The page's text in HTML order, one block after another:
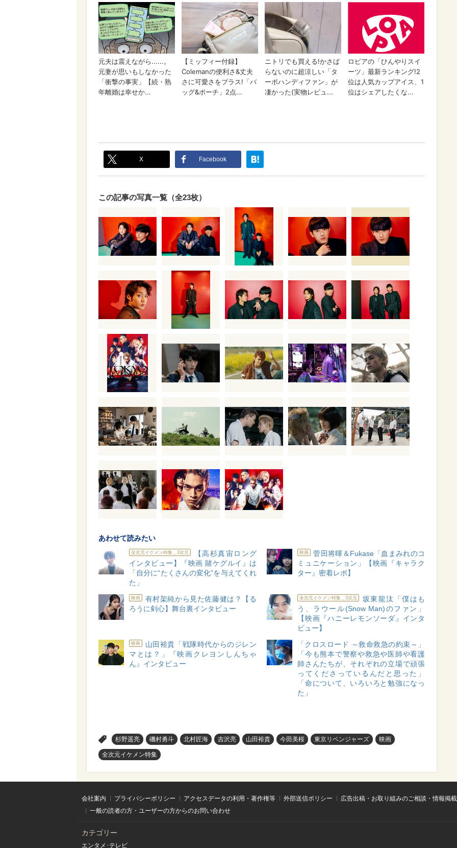
X Facebook
この記事の写真一覧（全23枚）
あわせて読みたい
全次元イケメン特集＿3次元
【高杉真宙ロング
インタビュー】『映画 賭ケグルイ』は
「自分に“たくさんの変化”を与えてくれ
た」
映画
菅田将暉＆Fukase「血まみれのコ
ミュニケーション」【映画『キャラク
ター』密着レポ】
映画
有村架純から見た佐藤健は？【る
ろうに剣心】舞台裏インタビュー
全次元イケメン特集＿3次元
坂東龍汰「僕はも
う、ラウール(Snow Man)のファン」
【映画『ハニーレモンソーダ』インタ
ビュー】
映画
山田裕貴「戦隊時代からのジレン
マとは？」『映画クレヨンしんちゃ
ん』インタビュー
「クロスロード ～救命救急の約束～」
「今も熊本で警察や救急や医師や看護
師さんたちが、それぞれの立場で頑張
ってくださっているんだと思った」
「命について、いろいろと勉強になっ
た」
杉野遥亮 磯村勇斗 北村匠海 吉沢亮 山田裕貴 今田美桜 東京リベンジャーズ 映画
全次元イケメン特集
会社案内 プライバシーポリシー アクセスデータの利用・著作権等 外部送信ポリシー
広告出稿・お取り組みのご相談・情報掲
一般の読者の方・ユーザーの方からのお問い合わせ
カテゴリー
エンタメ･テレビ